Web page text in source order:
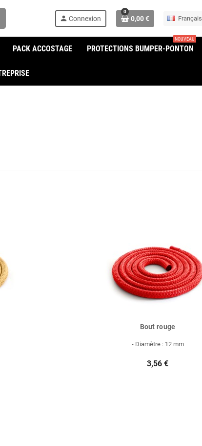
person Connexion
0
0,00 € Français
PACK ACCOSTAGE PROTECTIONS BUMPER-PONTON
NOUVEAU
Bout rouge
- Diamètre : 12 mm
3,56 €